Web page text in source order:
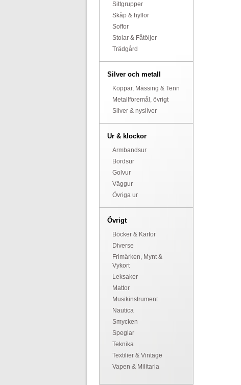
Sittgrupper
Skåp & hyllor
Soffor
Stolar & Fåtöljer
Trädgård
Silver och metall
Koppar, Mässing & Tenn
Metallföremål, övrigt
Silver & nysilver
Ur & klockor
Armbandsur
Bordsur
Golvur
Väggur
Övriga ur
Övrigt
Böcker & Kartor
Diverse
Frimärken, Mynt &
Vykort
Leksaker
Mattor
Musikinstrument
Nautica
Smycken
Speglar
Teknika
Textilier & Vintage
Vapen & Militaria